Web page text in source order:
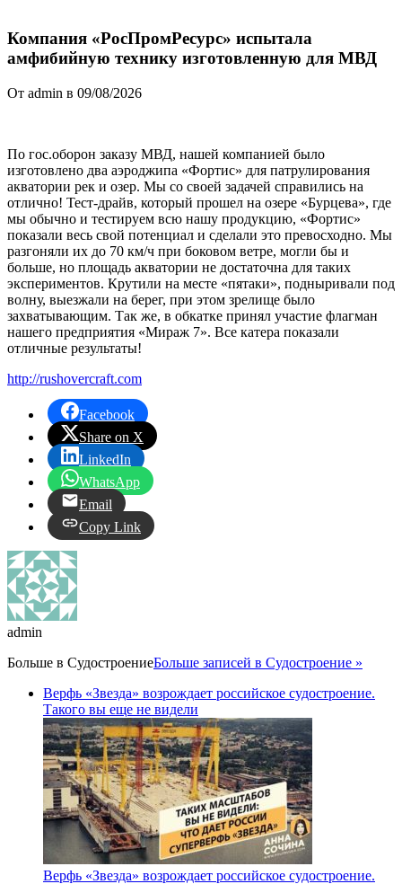
Компания «РосПромРесурс» испытала
амфибийную технику изготовленную для МВД
От admin в 09/08/2026
По гос.оборон заказу МВД, нашей компанией было
изготовлено два аэроджипа «Фортис» для патрулирования
акватории рек и озер. Мы со своей задачей справились на
отлично! Тест-драйв, который прошел на озере «Бурцева», где
мы обычно и тестируем всю нашу продукцию, «Фортис»
показали весь свой потенциал и сделали это превосходно. Мы
разгоняли их до 70 км/ч при боковом ветре, могли бы и
больше, но площадь акватории не достаточна для таких
экспериментов. Крутили на месте «пятаки», подныривали под
волну, выезжали на берег, при этом зрелище было
захватывающим. Так же, в обкатке принял участие флагман
нашего предприятия «Мираж 7». Все катера показали
отличные результаты!
http://rushovercraft.com
Facebook
Share on X
LinkedIn
WhatsApp
Email
Copy Link
admin
Больше в СудостроениеБольше записей в Судостроение »
Верфь «Звезда» возрождает российское судостроение.
Такого вы еще не видели
Верфь «Звезда» возрождает российское судостроение.